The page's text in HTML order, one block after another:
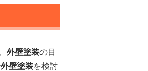
外壁塗装の目
外壁塗装を検討